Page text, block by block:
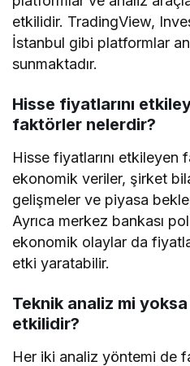
etkilidir. TradingView,
İstanbul gibi platformlar
sunmaktadır.
Hisse fiyatlarını
faktörler nelerdir?
Hisse fiyatlarını etkileyen
ekonomik veriler, şirket
gelişmeler ve piyasa
Ayrıca merkez bankası
ekonomik olaylar da
etki yaratabilir.
Teknik analiz mi
etkilidir?
Her iki analiz yöntemi de